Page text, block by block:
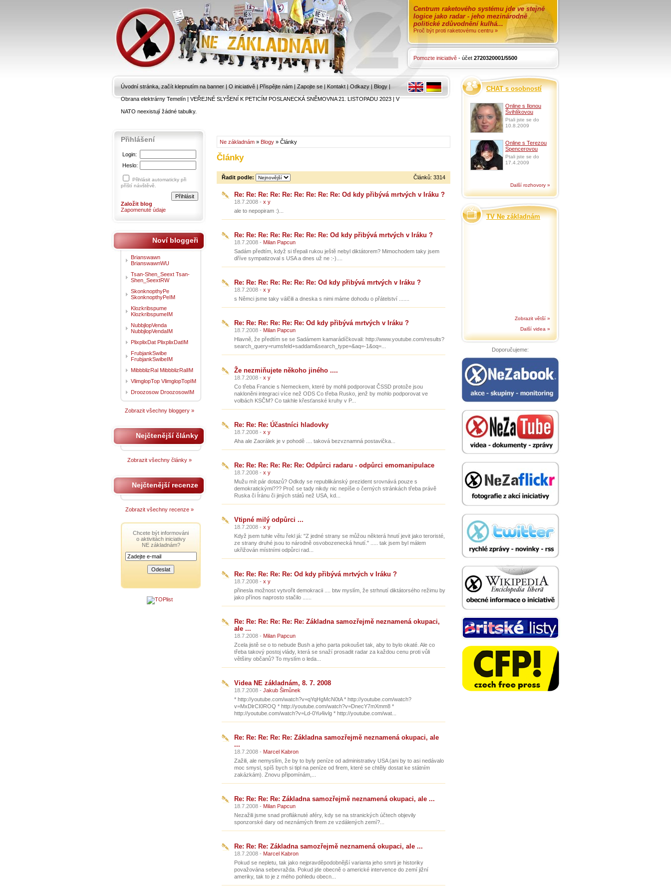
Centrum raketového systému jde ve stejné
logice jako radar - jeho mezinárodně
politické zdůvodnění kulhá...
Proč být proti raketovému centru »
Pomozte iniciativě - účet 2720320001/5500
Úvodní stránka, začít klepnutím na banner | O iniciativě | Přispějte nám | Zapojte se | Kontakt | Odkazy | Blogy |
Obrana elektrárny Temelín|VEŘEJNÉ SLYŠENÍ K PETICÍM POSLANECKÁ SNĚMOVNA 21. LISTOPADU 2023|V
NATO neexistují žádné tabulky.
Ne základnám » Blogy » Články
Články
Článků: 3314
Řadit podle:
Re: Re: Re: Re: Re: Re: Re: Re: Re: Od kdy přibývá mrtvých v Iráku ?
18.7.2008 - x y
ale to nepopiram :)...
Re: Re: Re: Re: Re: Re: Re: Re: Od kdy přibývá mrtvých v Iráku ?
18.7.2008 - Milan Papcun
Sadám předtím, když si třepali rukou ještě nebyl diktátorem? Mimochodem taky jsem
dříve sympatizoval s USA a dnes už ne :-)....
Re: Re: Re: Re: Re: Re: Re: Od kdy přibývá mrtvých v Iráku ?
18.7.2008 - x y
s Němci jsme taky válčili a dneska s nimi máme dohodu o přátelství .......
Re: Re: Re: Re: Re: Re: Od kdy přibývá mrtvých v Iráku ?
18.7.2008 - Milan Papcun
Hlavně, že předtím se se Sadámem kamarádíčkovali: http://www.youtube.com/results?
search_query=rumsfeld+saddam&search_type=&aq=-1&oq=...
Že nezmiňujete někoho jiného ....
18.7.2008 - x y
Co třeba Francie s Nemeckem, které by mohli podporovat ČSSD protože jsou
nakloněni integraci více než ODS Co třeba Rusko, jenž by mohlo podporovat ve
volbách KSČM? Co takhle křesťanské kruhy v P...
Re: Re: Re: Účastníci hladovky
18.7.2008 - x y
Aha ale Zaorálek je v pohodě .... taková bezvznamná postavička...
Re: Re: Re: Re: Re: Re: Odpůrci radaru - odpůrci emomanipulace
18.7.2008 - x y
Mužu mít pár dotazů? Odkdy se republikánský prezident srovnává pouze s
demokratickými??? Proč se tady nikdy nic nepíše o černých stránkách třeba právě
Ruska či Íránu či jiných států než USA, kd...
Vtipné milý odpůrci ...
18.7.2008 - x y
Když jsem tuhle větu řekl já: "Z jedné strany se můžou některá hnutí jevit jako teroristé,
ze strany druhé jsou to národně osvobozenecká hnutí." ..... tak jsem byl málem
ukřižován místními odpůrci rad...
Re: Re: Re: Re: Re: Od kdy přibývá mrtvých v Iráku ?
18.7.2008 - x y
přinesla možnost vytvořit demokracii .... btw myslím, že strhnutí diktátorsého režimu by
jako přínos naprosto stačilo ......
Re: Re: Re: Re: Re: Re: Základna samozřejmě neznamená okupaci,
ale ...
18.7.2008 - Milan Papcun
Zcela jistě se o to nebude Bush a jeho parta pokoušet tak, aby to bylo okaté. Ale co
třeba takový postoj vlády, která se snaží prosadit radar za každou cenu proti vůli
většiny občanů? To myslím o leda...
Videa NE základnám, 8. 7. 2008
18.7.2008 - Jakub Šimůnek
* http://youtube.com/watch?v=qYqHgMcN0tA * http://youtube.com/watch?
v=MxDlrCI0ROQ * http://youtube.com/watch?v=DnecY7mXmm8 *
http://youtube.com/watch?v=Ld-0Yu4ivlg * http://youtube.com/wat...
Re: Re: Re: Re: Re: Základna samozřejmě neznamená okupaci, ale
...
18.7.2008 - Marcel Kabron
Zažili, ale nemyslím, že by to byly peníze od administrativy USA (ani by to asi nedávalo
moc smysl, spíš bych si tipl na peníze od firem, které se chtěly dostat ke státním
zakázkám). Znovu připomínám,...
Re: Re: Re: Re: Základna samozřejmě neznamená okupaci, ale ...
18.7.2008 - Milan Papcun
Nezažili jsme snad profláknuté aféry, kdy se na stranických účtech objevily
sponzorské dary od neznámých firem ze vzdálených zemí?...
Re: Re: Re: Základna samozřejmě neznamená okupaci, ale ...
18.7.2008 - Marcel Kabron
Pokud se nepletu, tak jako nejpravděpodobnější varianta jeho smrti je historiky
považována sebevražda. Pokud jde obecně o americké intervence do zemí jižní
ameriky, tak to je z mého pohledu obecn...
Přihlášení
Login:
Heslo:
Přihlásit automaticky při
příští návštěvě.
Založit blog
Zapomenuté údaje
Noví bloggeři
Brianswawn
BrianswawnWU
Tsan-Shen_Seext Tsan-
Shen_SeextRW
SkonknopthyPe
SkonknopthyPeIM
Klozkribspume
KlozkribspumeIM
NubbjlopVenda
NubbjlopVendaIM
PlixplixDat PlixplixDatIM
FrubjankSwibe
FrubjankSwibeIM
MibbblizRal MibbblizRalIM
VlimglopTop VlimglopTopIM
Droozosow DroozosowIM
Zobrazit všechny bloggery »
Nejčtenější články
Zobrazit všechny články »
Nejčtenější recenze
Zobrazit všechny recenze »
Chcete být informováni
o aktivitách iniciativy
NE základnám?
CHAT s osobností
Online s Ilonou
Švihlíkovou
Ptali jste se do
10.8.2009
Online s Terezou
Spencerovou
Ptali jste se do
17.4.2009
Další rozhovory »
TV Ne základnám
Zobrazit větší »
Další videa »
Doporučujeme: